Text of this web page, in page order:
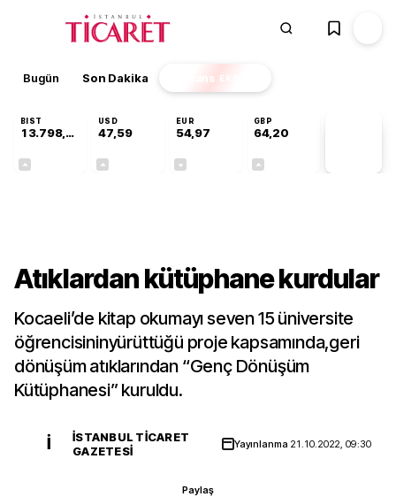
Bugün Son Dakika Finans EKSTRA
BIST
13.798,82
USD
47,59
EUR
54,97
GBP
64,20
Atıklardan kütüphane kurdular
Kocaeli’de kitap okumayı seven 15 üniversite
öğrencisininyürüttüğü proje kapsamında,geri
dönüşüm atıklarından “Genç Dönüşüm
Kütüphanesi” kuruldu.
İ
İSTANBUL TICARET
GAZETESI
Yayınlanma 21.10.2022, 09:30
Paylaş